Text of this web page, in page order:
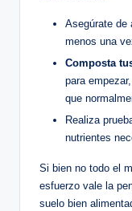
Asegúrate de
menos una
Composta
para
que
Realiza
nutrientes
Si bien no todo el
esfuerzo vale la
suelo bien